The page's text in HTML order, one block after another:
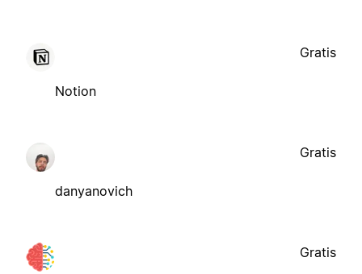
Notion
Gratis
danyanovich
Gratis
Gratis